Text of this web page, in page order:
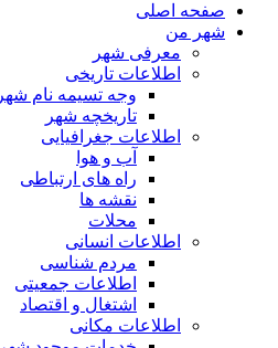
صفحه اصلی
شهر من
معرفی شهر
اطلاعات تاریخی
وجه تسیمه نام شهر
تاریخچه شهر
اطلاعات جغرافیایی
آب و هوا
راه های ارتباطی
نقشه ها
محلات
اطلاعات انسانی
مردم شناسی
اطلاعات جمعیتی
اشتغال و اقتصاد
اطلاعات مکانی